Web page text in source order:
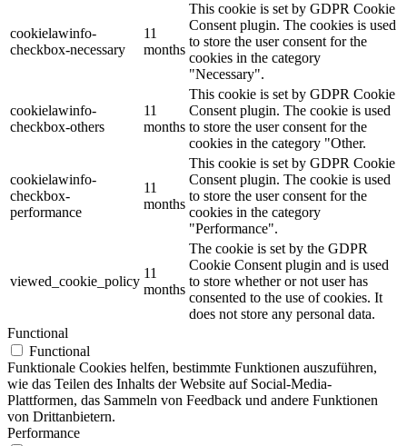
cookielawinfo-
checkbox-necessary
11
months
This cookie is set by GDPR Cookie
Consent plugin. The cookies is used
to store the user consent for the
cookies in the category
"Necessary".
cookielawinfo-
checkbox-others
11
months
This cookie is set by GDPR Cookie
Consent plugin. The cookie is used
to store the user consent for the
cookies in the category "Other.
cookielawinfo-
checkbox-
performance
11
months
This cookie is set by GDPR Cookie
Consent plugin. The cookie is used
to store the user consent for the
cookies in the category
"Performance".
viewed_cookie_policy
11
months
The cookie is set by the GDPR
Cookie Consent plugin and is used
to store whether or not user has
consented to the use of cookies. It
does not store any personal data.
Functional
Functional
Funktionale Cookies helfen, bestimmte Funktionen auszuführen,
wie das Teilen des Inhalts der Website auf Social-Media-
Plattformen, das Sammeln von Feedback und andere Funktionen
von Drittanbietern.
Performance